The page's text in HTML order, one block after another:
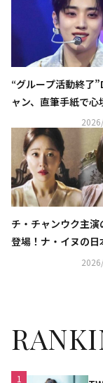
“グループ活動終了
ャン、直筆手紙で心
契約にも言及「忘
切な時間」
チ・チャンウク主
登場！ナ・イヌの日
もアンコール放送
1